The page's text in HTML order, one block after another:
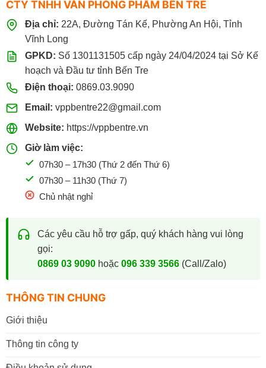
CTY TNHH VĂN PHÒNG PHẨM BẾN TRE
Địa chỉ: 22A, Đường Tán Kế, Phường An Hội, Tỉnh
Vĩnh Long
GPKD: Số 1301131505 cấp ngày 24/04/2024 tại Sở Kế
hoạch và Đầu tư tỉnh Bến Tre
Điện thoại: 0869.03.9090
Email: vppbentre22@gmail.com
Website: https://vppbentre.vn
Giờ làm việc:
07h30 – 17h30 (Thứ 2 đến Thứ 6)
07h30 – 11h30 (Thứ 7)
Chủ nhật nghỉ
Các yêu cầu hỗ trợ gấp, quý khách hàng vui lòng
gọi:
0869 03 9090hoặc 096 339 3566(Call/Zalo)
THÔNG TIN CHUNG
Giới thiệu
Thông tin công ty